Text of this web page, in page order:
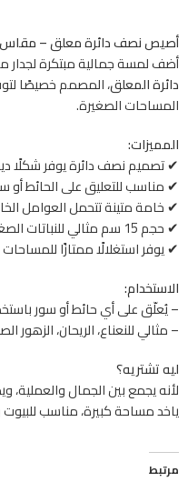
أصيص نصف دائرة معلق – مقاس 15 سم
أضف لمسة جمالية مبتكرة لجدار
دائرة المعلق، المصمم خصيصًا
المساحات الصغيرة.
المميزات:
✔ تصميم نصف دائرة يوفر شكلًا
✔ مناسب للتعليق على الحائط أو
✔ خامة متينة تتحمل العوامل
✔ حجم 15 سم مثالي للنباتات الصغيرة والزهور
✔ يوفر استغلالًا ممتازًا
الاستخدام:
– يُعلّق على أي حائط أو سور
– مثالي للنعناع، الريحان، الزهور
ليه تشتريه؟
لأنه يجمع بين الجمال
ياخد مساحة كبيرة، مناسب للبيوت
مرتبط